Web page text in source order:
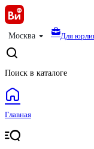
Москва Для
Поиск в каталоге
Главная